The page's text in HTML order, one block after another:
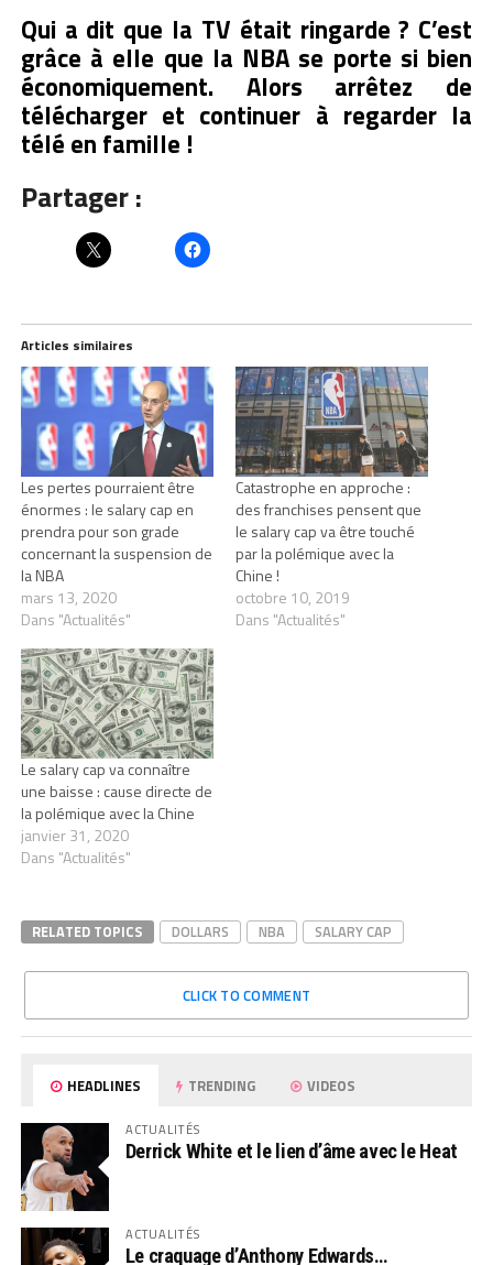
Qui a dit que la TV était ringarde ? C’est
grâce à elle que la NBA se porte si bien
économiquement. Alors arrêtez de
télécharger et continuer à regarder la
télé en famille !
Partager :
Articles similaires
Les pertes pourraient être
énormes : le salary cap en
prendra pour son grade
concernant la suspension de
la NBA
mars 13, 2020
Dans "Actualités"
Catastrophe en approche :
des franchises pensent que
le salary cap va être touché
par la polémique avec la
Chine !
octobre 10, 2019
Dans "Actualités"
Le salary cap va connaître
une baisse : cause directe de
la polémique avec la Chine
janvier 31, 2020
Dans "Actualités"
RELATED TOPICS DOLLARS NBA SALARY CAP
CLICK TO COMMENT
HEADLINES TRENDING VIDEOS
ACTUALITÉS
Derrick White et le lien d’âme avec le Heat
ACTUALITÉS
Le craquage d’Anthony Edwards…